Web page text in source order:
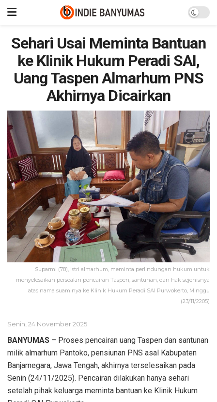
Sehari Usai Meminta Bantuan
ke Klinik Hukum Peradi SAI,
Uang Taspen Almarhum PNS
Akhirnya Dicairkan
Suparmi (78), istri almarhum, meminta perlindungan hukum untuk
menyelesaikan persoalan pencairan Taspen, santunan, dan hak sejenisnya
atas nama suaminya ke Klinik Hukum Peradi SAI Purwokerto, Minggu
(23/11/2205)
Senin, 24 November 2025
BANYUMAS – Proses pencairan uang Taspen dan santunan
milik almarhum Pantoko, pensiunan PNS asal Kabupaten
Banjarnegara, Jawa Tengah, akhirnya terselesaikan pada
Senin (24/11/2025). Pencairan dilakukan hanya sehari
setelah pihak keluarga meminta bantuan ke Klinik Hukum